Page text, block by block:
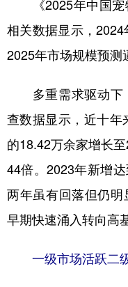
《2025年中国宠
相关数据显示，2024
2025年市场规模预测
多重需求驱动下
查数据显示，近十
的18.42万余家增长
44倍。2023年新增
两年虽有回落但仍
早期快速涌入转向高
一级市场活跃二